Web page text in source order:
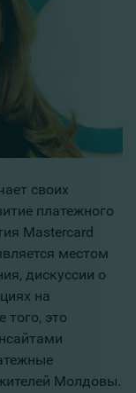
своих
платежного
Mastercard
местом
дискуссии о
на
это
Молдовы.